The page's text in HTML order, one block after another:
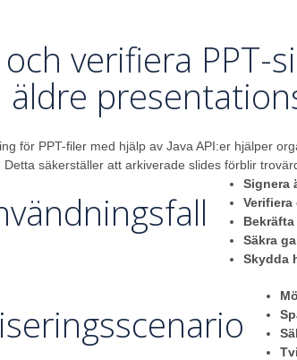
verifiera PPT-
för PPT-filer med hjälp av Java API:er hjälper
säkerställer att arkiverade slides förblir
Signera
Säkra
Skydda